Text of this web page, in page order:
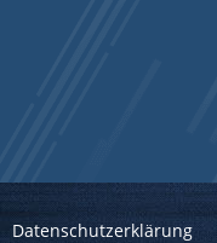
Datenschutzerklärung